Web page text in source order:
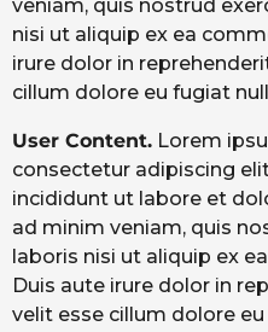
veniam, quis nostrud
nisi ut aliquip ex ea
irure dolor in
cillum dolore eu fugiat
User Content. Lorem
consectetur adipiscing
incididunt ut labore et
ad minim veniam, quis
laboris nisi ut aliquip ex
Duis aute irure dolor in
velit esse cillum dolore